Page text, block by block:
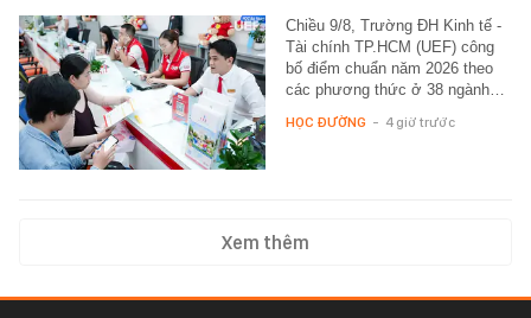
Chiều 9/8, Trường ĐH Kinh tế -
Tài chính TP.HCM (UEF) công
bố điểm chuẩn năm 2026 theo
các phương thức ở 38 ngành…
HỌC ĐƯỜNG - 4 giờ trước
Xem thêm